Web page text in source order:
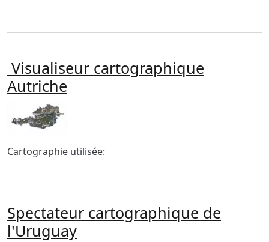
Visualiseur cartographique
Autriche
Imagen
Body
Cartographie utilisée:
Spectateur cartographique de
l'Uruguay